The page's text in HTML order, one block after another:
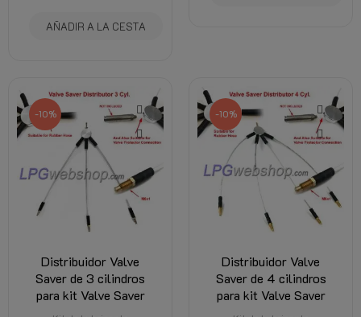
AÑADIR A LA CESTA
-10%
Distribuidor Valve
Saver de 3 cilindros
para kit Valve Saver
-10%
Distribuidor Valve
Saver de 4 cilindros
para kit Valve Saver